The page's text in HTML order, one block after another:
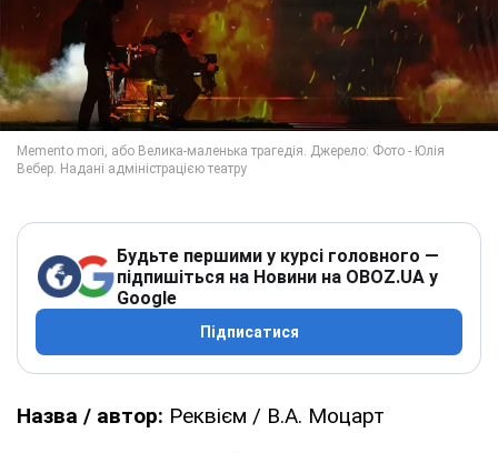
Будьте першими у курсі головного —
підпишіться на Новини на OBOZ.UA у
Google
Підписатися
Назва / автор: Реквієм / В.А. Моцарт